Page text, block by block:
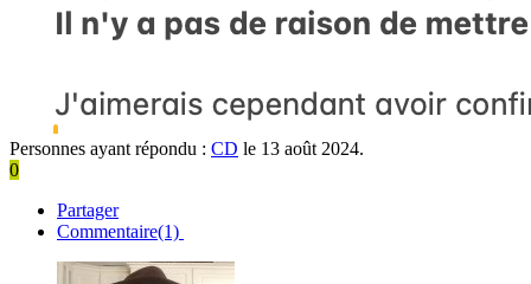
Personnes ayant répondu : CD le 13 août 2024.
0
Partager
Commentaire(1)